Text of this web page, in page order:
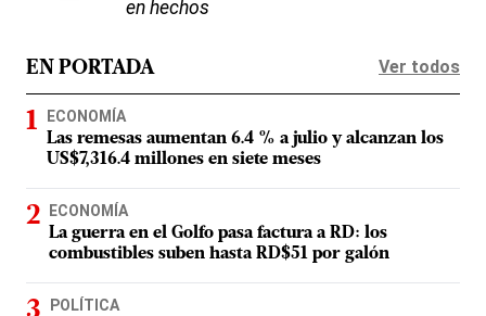
en hechos
EN PORTADA Ver todos
ECONOMÍA
Las remesas aumentan 6.4 % a julio y alcanzan los
US$7,316.4 millones en siete meses
ECONOMÍA
La guerra en el Golfo pasa factura a RD: los
combustibles suben hasta RD$51 por galón
POLÍTICA